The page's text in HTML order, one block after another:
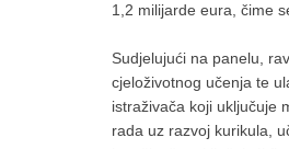
1,2 milijarde eura, čime
Sudjelujući na panelu,
cjeloživotnog učenja te
istraživača koji uključuje
rada uz razvoj kurikula,